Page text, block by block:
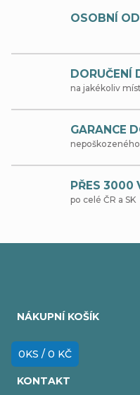
OSOBNÍ
DORUČENÍ
na jakékoliv
GARANCE
PŘES 3000
po celé ČR a SK
NÁKUPNÍ KOŠÍK
0KS / 0 KČ
KONTAKT